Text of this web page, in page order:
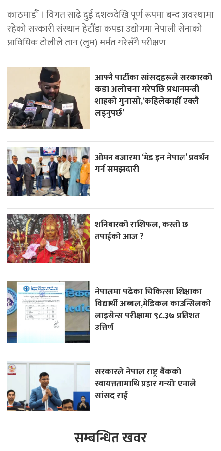
काठमाडौँ । विगत साढे दुई दशकदेखि पूर्ण रूपमा बन्द अवस्थामा
रहेको सरकारी संस्थान हेटौँडा कपडा उद्योगमा नेपाली सेनाको
प्राविधिक टोलीले तान (लुम) मर्मत गरेसँगै परीक्षण
आफ्नै पार्टीका सांसदहरूले सरकारको
कडा अलोचना गरेपछि प्रधानमन्त्री
शाहकाे गुनासाे,‘कहिलेकाहीँ एक्लै
लड्नुपर्छ’
ओमन बजारमा ‘मेड इन नेपाल’ प्रवर्धन
गर्न समझदारी
शनिबारको राशिफल, कस्तो छ
तपाईको आज ?
नेपालमा पढेका चिकित्सा शिक्षाका
विद्यार्थी अब्बल,मेडिकल काउन्सिलको
लाइसेन्स परीक्षामा ९८.३७ प्रतिशत
उत्तिर्ण
सरकारले नेपाल राष्ट्र बैंकको
स्वायत्ततामाथि प्रहार गर्‍योः एमाले
सांसद राई
सम्बन्धित खवर